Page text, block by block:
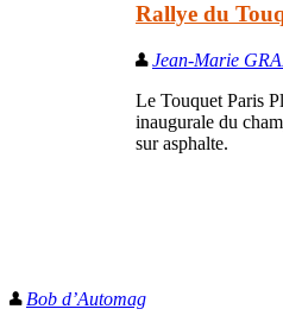
Rallye du
Jean-Marie
Le Touquet Paris
inaugurale du
sur asphalte.
Bob d’Automag